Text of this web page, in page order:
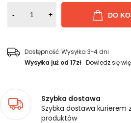
- + DO
Dostępność: Wysyłka 3-4 dni
Wysyłka już od 17zł Dowiedz się
Szybka dostawa
Szybka dostawa kurierem
produktów